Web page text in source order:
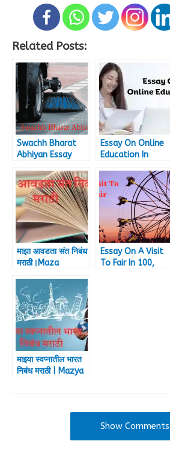
Related Posts:
Swachh Bharat
Abhiyan Essay
Essay on Swachh
Bharat Abhiyan in
English 2023)
Essay On Online
Education In
1000 Words ]
माझा आवडता संत निबंध
मराठी।Maza
Essay In Marathi
Essay On A Visit
To Fair In 100,
माझ्या स्वप्नातील भारत
निबंध मराठी | Mazya
Show Comments